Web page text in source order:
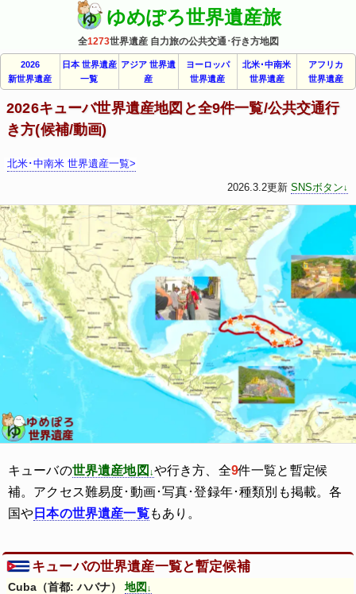
ゆめぽろ世界遺産旅
全1273世界遺産 自力旅の公共交通･行き方地図
2026
新世界遺産
日本 世界遺産
一覧
アジア 世界遺
産
ヨーロッパ
世界遺産
北米･中南米
世界遺産
アフリカ
世界遺産
2026キューバ世界遺産地図と全9件一覧/公共交通行
き方(候補/動画)
北米･中南米 世界遺産一覧>
2026.3.2更新 SNSボタン
キューバの世界遺産地図 や行き方、全9件一覧と暫定候
補。アクセス難易度･動画･写真･登録年･種類別も掲載。各
国や 日本の世界遺産一覧もあり。
キューバの世界遺産一覧と暫定候補
Cuba（首都: ハバナ） 地図